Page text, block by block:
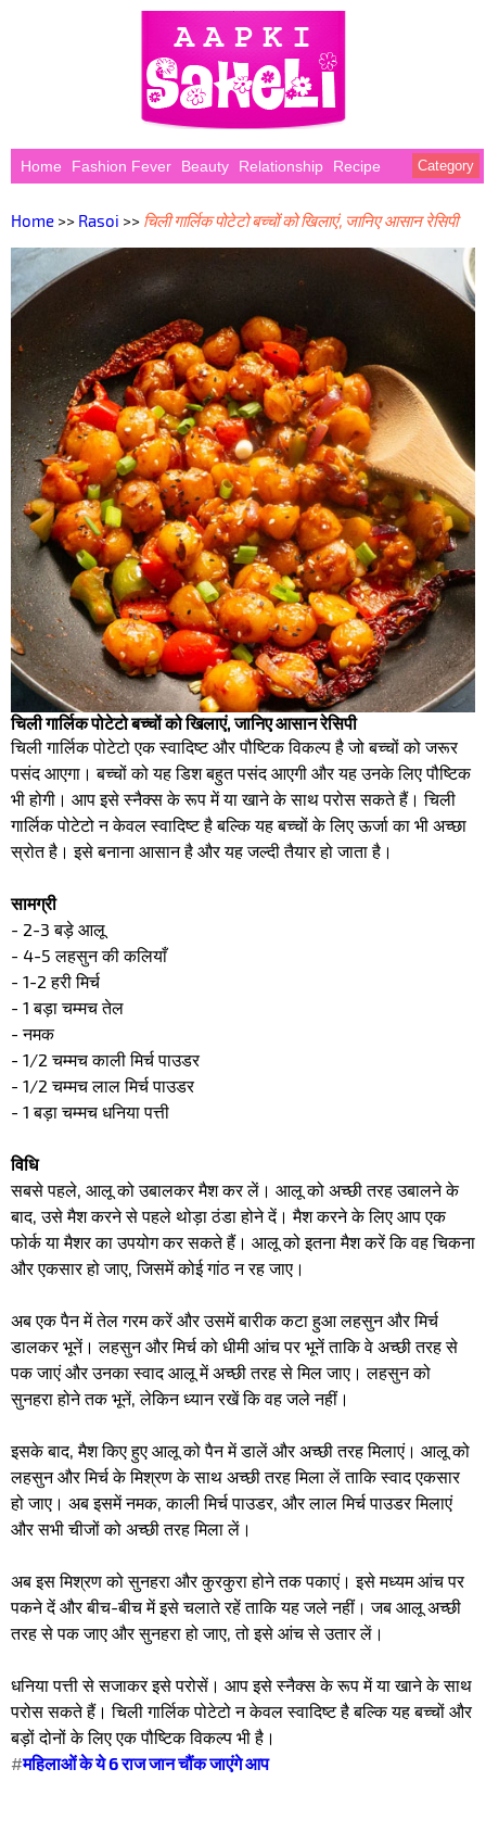
Home Fashion Fever Beauty Relationship Recipe Category
Home >> Rasoi >> चिली गार्लिक पोटेटो बच्चों को खिलाएं, जानिए आसान रेसिपी
चिली गार्लिक पोटेटो बच्चों को खिलाएं, जानिए आसान रेसिपी
चिली गार्लिक पोटेटो एक स्वादिष्ट और पौष्टिक विकल्प है जो बच्चों को जरूर
पसंद आएगा। बच्चों को यह डिश बहुत पसंद आएगी और यह उनके लिए पौष्टिक
भी होगी। आप इसे स्नैक्स के रूप में या खाने के साथ परोस सकते हैं। चिली
गार्लिक पोटेटो न केवल स्वादिष्ट है बल्कि यह बच्चों के लिए ऊर्जा का भी अच्छा
स्रोत है। इसे बनाना आसान है और यह जल्दी तैयार हो जाता है।
सामग्री
- 2-3 बड़े आलू
- 4-5 लहसुन की कलियाँ
- 1-2 हरी मिर्च
- 1 बड़ा चम्मच तेल
- नमक
- 1/2 चम्मच काली मिर्च पाउडर
- 1/2 चम्मच लाल मिर्च पाउडर
- 1 बड़ा चम्मच धनिया पत्ती
विधि
सबसे पहले, आलू को उबालकर मैश कर लें। आलू को अच्छी तरह उबालने के
बाद, उसे मैश करने से पहले थोड़ा ठंडा होने दें। मैश करने के लिए आप एक
फोर्क या मैशर का उपयोग कर सकते हैं। आलू को इतना मैश करें कि वह चिकना
और एकसार हो जाए, जिसमें कोई गांठ न रह जाए।
अब एक पैन में तेल गरम करें और उसमें बारीक कटा हुआ लहसुन और मिर्च
डालकर भूनें। लहसुन और मिर्च को धीमी आंच पर भूनें ताकि वे अच्छी तरह से
पक जाएं और उनका स्वाद आलू में अच्छी तरह से मिल जाए। लहसुन को
सुनहरा होने तक भूनें, लेकिन ध्यान रखें कि वह जले नहीं।
इसके बाद, मैश किए हुए आलू को पैन में डालें और अच्छी तरह मिलाएं। आलू को
लहसुन और मिर्च के मिश्रण के साथ अच्छी तरह मिला लें ताकि स्वाद एकसार
हो जाए। अब इसमें नमक, काली मिर्च पाउडर, और लाल मिर्च पाउडर मिलाएं
और सभी चीजों को अच्छी तरह मिला लें।
अब इस मिश्रण को सुनहरा और कुरकुरा होने तक पकाएं। इसे मध्यम आंच पर
पकने दें और बीच-बीच में इसे चलाते रहें ताकि यह जले नहीं। जब आलू अच्छी
तरह से पक जाए और सुनहरा हो जाए, तो इसे आंच से उतार लें।
धनिया पत्ती से सजाकर इसे परोसें। आप इसे स्नैक्स के रूप में या खाने के साथ
परोस सकते हैं। चिली गार्लिक पोटेटो न केवल स्वादिष्ट है बल्कि यह बच्चों और
बड़ों दोनों के लिए एक पौष्टिक विकल्प भी है।
#महिलाओं के ये 6 राज जान चौंक जाएंगे आप